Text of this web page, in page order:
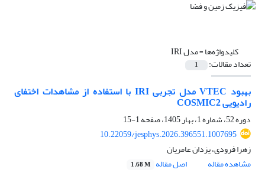
کلیدواژه‌ها =مدل IRI
تعداد مقالات: 1
بهبود VTEC مدل تجربی IRI با استفاده از مشاهدات اختفای
رادیویی COSMIC2
دوره 52، شماره 1، بهار 1405، صفحه
1-15
10.22059/jesphys.2026.396551.1007695
زهرا فرودی، یزدان عامریان
مشاهده مقاله
اصل مقاله 1.68 M